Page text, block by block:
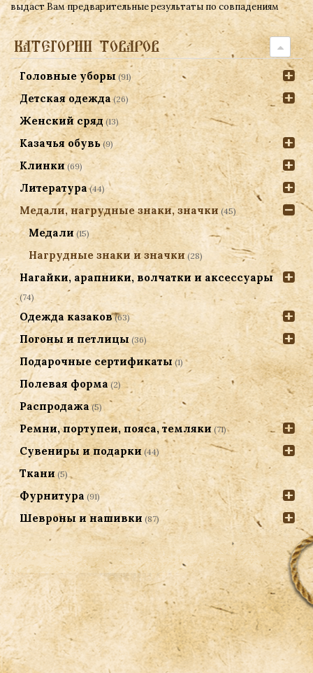
выдаст Вам предварительные результаты по совпадениям
КАТЕГОРИИ ТОВАРОВ
Головные уборы (91)
Детская одежда (26)
Женский сряд (13)
Казачья обувь (9)
Клинки (69)
Литература (44)
Медали, нагрудные знаки, значки (45)
Медали (15)
Нагрудные знаки и значки (28)
Нагайки, арапники, волчатки и аксессуары
(74)
Одежда казаков (63)
Погоны и петлицы (36)
Подарочные сертификаты (1)
Полевая форма (2)
Распродажа (5)
Ремни, портупеи, пояса, темляки (71)
Сувениры и подарки (44)
Ткани (5)
Фурнитура (91)
Шевроны и нашивки (87)